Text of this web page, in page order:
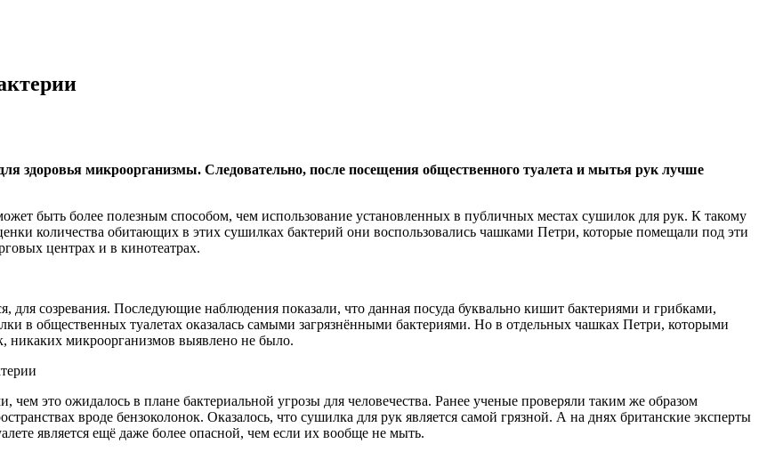
здоровья микроорганизмы. Следовательно, после посещения общественного туалета и мытья рук лучше
быть более полезным способом, чем использование установленных в публичных местах сушилок для рук. К такому
количества обитающих в этих сушилках бактерий они воспользовались чашками Петри, которые помещали под эти
центрах и в кинотеатрах.
для созревания. Последующие наблюдения показали, что данная посуда буквально кишит бактериями и грибками,
общественных туалетах оказалась самыми загрязнёнными бактериями. Но в отдельных чашках Петри, которыми
никаких микроорганизмов выявлено не было.
чем это ожидалось в плане бактериальной угрозы для человечества. Ранее ученые проверяли таким же образом
вроде бензоколонок. Оказалось, что сушилка для рук является самой грязной. А на днях британские эксперты
является ещё даже более опасной, чем если их вообще не мыть.